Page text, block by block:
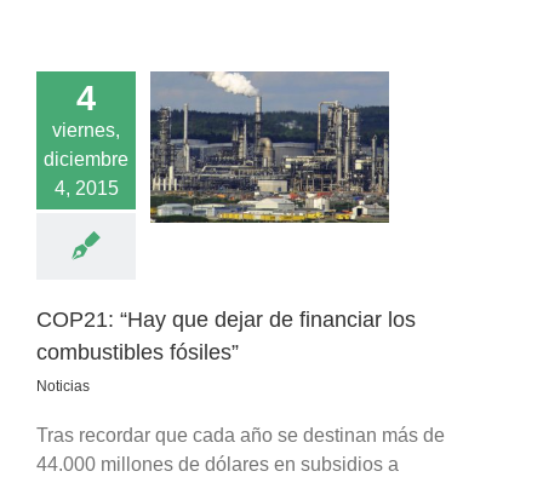
4
viernes,
diciembre
4, 2015
que dejar de
los combustibles
fósiles”
Noticias
COP21: “Hay que dejar de financiar los
combustibles fósiles”
Noticias
Tras recordar que cada año se destinan más de
44.000 millones de dólares en subsidios a